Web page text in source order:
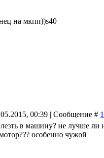
на мкпп))s40
00:39 | Сообщение #
в машину? не лучше
особенно чужой